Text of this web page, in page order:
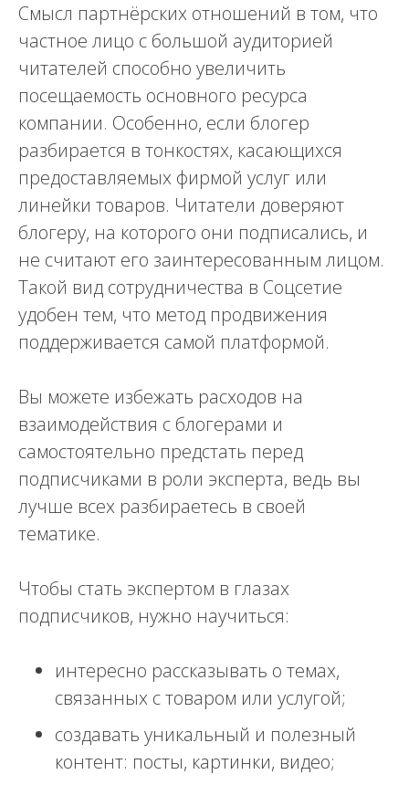
Смысл партнёрских отношений в том, что
частное лицо с большой аудиторией
читателей способно увеличить
посещаемость основного ресурса
компании. Особенно, если блогер
разбирается в тонкостях, касающихся
предоставляемых фирмой услуг или
линейки товаров. Читатели доверяют
блогеру, на которого они подписались, и
не считают его заинтересованным лицом.
Такой вид сотрудничества в Соцсетие
удобен тем, что метод продвижения
поддерживается самой платформой.
Вы можете избежать расходов на
взаимодействия с блогерами и
самостоятельно предстать перед
подписчиками в роли эксперта, ведь вы
лучше всех разбираетесь в своей
тематике.
Чтобы стать экспертом в глазах
подписчиков, нужно научиться:
интересно рассказывать о темах,
связанных с товаром или услугой;
создавать уникальный и полезный
контент: посты, картинки, видео;